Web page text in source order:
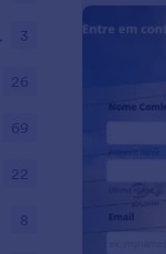
3
26
69
22
8